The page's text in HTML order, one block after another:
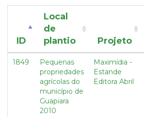
ID
Local
de
plantio
Projeto
1849
Pequenas
propriedades
agrícolas do
município de
Guapiara
2010
Maximídia -
Estande
Editora Abril